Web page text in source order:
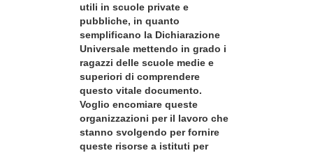
utili in scuole private e
pubbliche, in quanto
semplificano la Dichiarazione
Universale mettendo in grado i
ragazzi delle scuole medie e
superiori di comprendere
questo vitale documento.
Voglio encomiare queste
organizzazioni per il lavoro che
stanno svolgendo per fornire
queste risorse a istituti per